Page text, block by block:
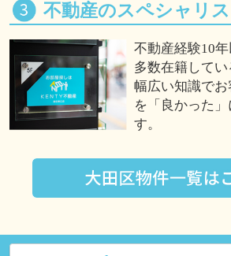
不動産のスペシャリ
不動産経験10
多数在籍してい
幅広い知識でお
を「良かった
す。